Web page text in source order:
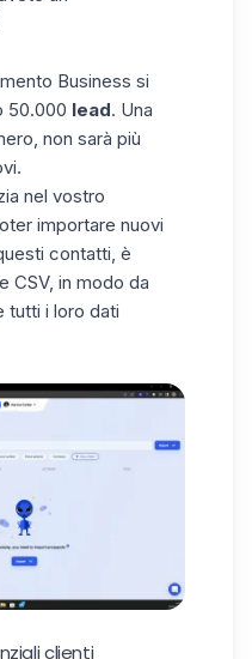
Business si
50.000 lead. Una
non sarà più
nel vostro
importare nuovi
contatti, è
CSV, in modo da
tutti i loro dati
clienti